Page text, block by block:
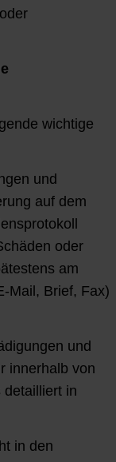
wichtige
und
auf dem
oder
am
Mail, Brief, Fax)
und
innerhalb von
detailliert in
in den